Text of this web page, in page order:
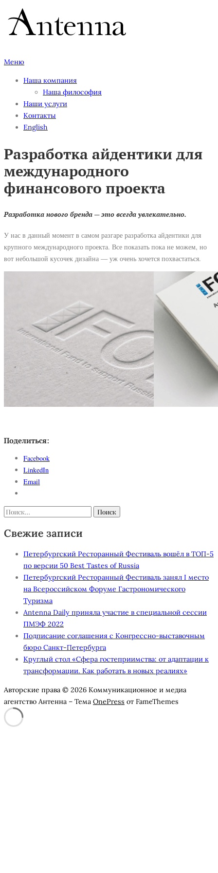
Перейти
содержимому
Меню
Наша компания
Наша философия
Наши услуги
Контакты
English
Разработка айдентики для
международного
финансового проекта
Разработка нового бренда — это всегда увлекательно.
У нас в данный момент в самом разгаре разработка айдентики для
крупного международного проекта. Все показать пока не можем, но
вот небольшой кусочек дизайна — уж очень хочется похвастаться.
Поделиться:
Facebook
LinkedIn
Email
Найти:
Свежие записи
Петербургский Ресторанный Фестиваль вошёл в ТОП-5
по версии 50 Best Tastes of Russia
Петербургский Ресторанный Фестиваль занял I место
на Всероссийском Форуме Гастрономического
Туризма
Antenna Daily приняла участие в специальной сессии
ПМЭФ 2022
Подписание соглашения с Конгрессно-выставочным
бюро Санкт-Петербурга
Круглый стол «Сфера гостеприимства: от адаптации к
трансформации. Как работать в новых реалиях»
Авторские права © 2026 Коммуникационное и медиа
агентство Антенна – Тема OnePress от FameThemes